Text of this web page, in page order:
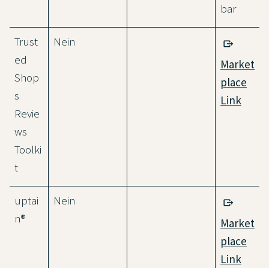
bar
Trust
ed
Shop
s
Revie
ws
Toolki
t
Nein
Market
place
Link
uptai
n®
Nein
Market
place
Link